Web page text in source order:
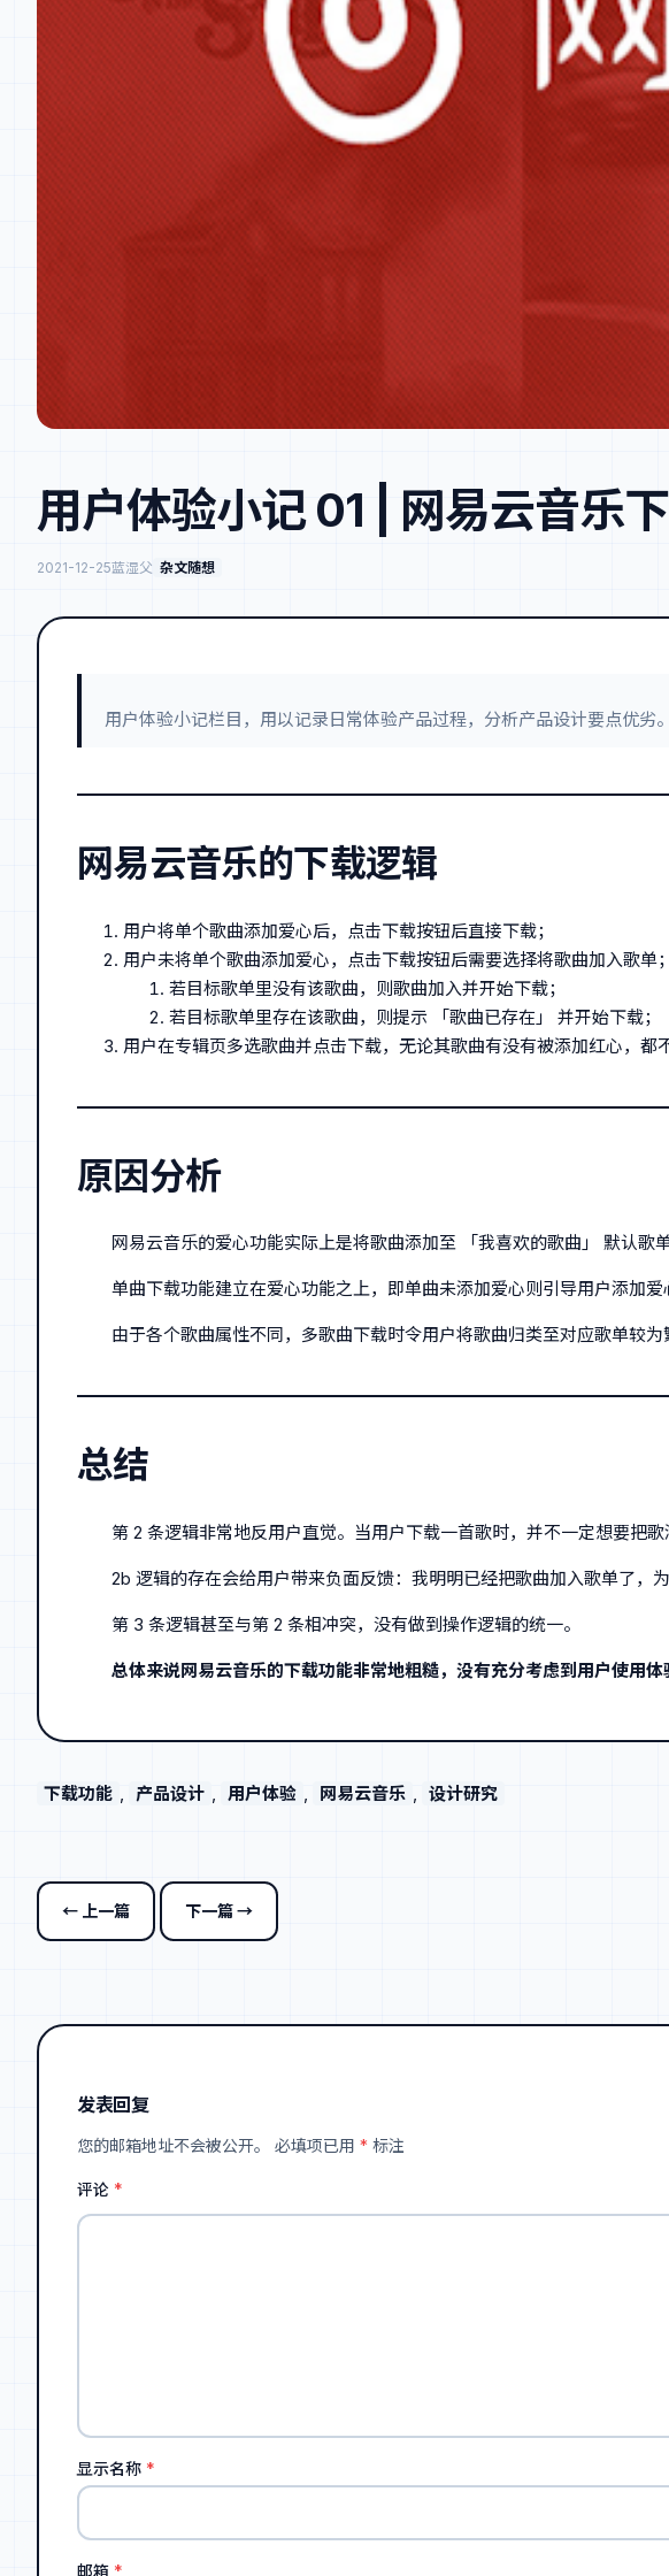
用户体验小记 01 | 网易云音乐
2021-12-25蓝湿父 杂文随想
用户体验小记栏目，用以记录日常体验产品过程，分析产品设计要点优劣。
网易云音乐的下载逻辑
用户将单个歌曲添加爱心后，点击下载按钮后直接下载；
用户未将单个歌曲添加爱心，点击下载按钮后需要选择将歌曲加入歌单；
若目标歌单里没有该歌曲，则歌曲加入并开始下载；
若目标歌单里存在该歌曲，则提示 「歌曲已存在」 并开始下载；
用户在专辑页多选歌曲并点击下载，无论其歌曲有没有被添加红心，都
原因分析
网易云音乐的爱心功能实际上是将歌曲添加至 「我喜欢的歌曲」 默认歌单
单曲下载功能建立在爱心功能之上，即单曲未添加爱心则引导用户添加爱
由于各个歌曲属性不同，多歌曲下载时令用户将歌曲归类至对应歌单较
总结
第 2 条逻辑非常地反用户直觉。当用户下载一首歌时，并不一定想要把
2b 逻辑的存在会给用户带来负面反馈：我明明已经把歌曲加入歌单了，
第 3 条逻辑甚至与第 2 条相冲突，没有做到操作逻辑的统一。
总体来说网易云音乐的下载功能非常地粗糙，没有充分考虑到用户使用体
下载功能 产品设计 用户体验 网易云音乐 设计研究
← 上一篇 下一篇 →
发表回复
您的邮箱地址不会被公开。 必填项已用 * 标注
评论 *
显示名称 *
邮箱 *